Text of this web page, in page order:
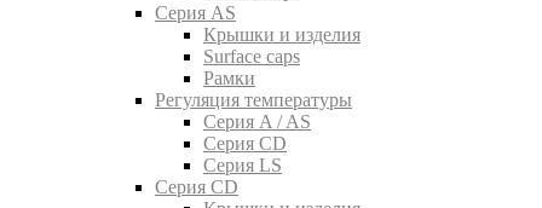
Серия AS
Крышки и изделия
Surface caps
Рамки
Регуляция температуры
Серия A / AS
Серия CD
Серия LS
Серия CD